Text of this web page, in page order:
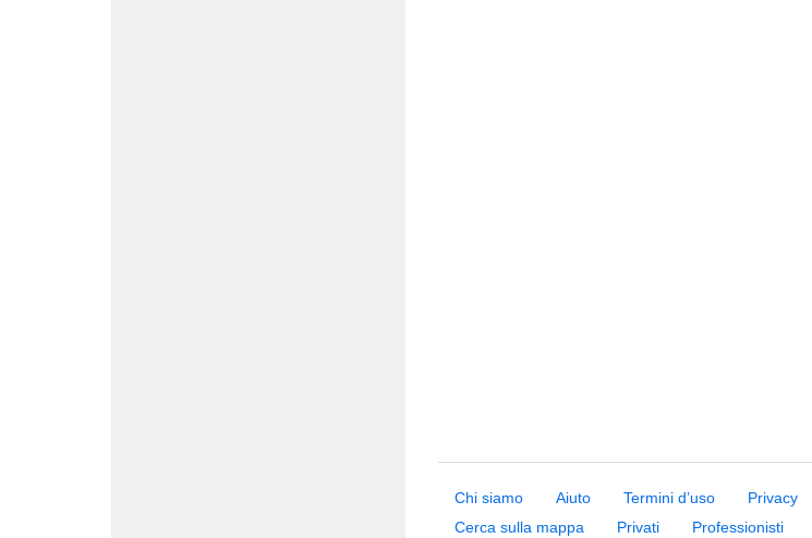
Chi siamo Aiuto Termini d’uso Privacy
Cerca sulla mappa
Privati Professionisti